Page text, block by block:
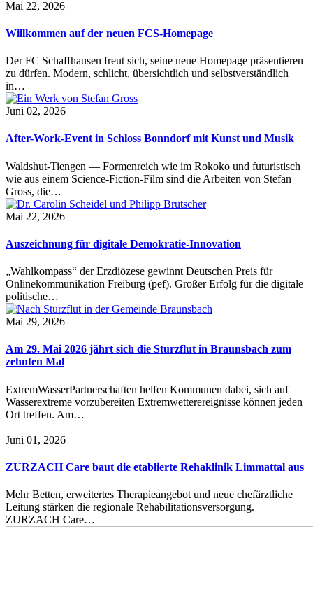
Mai 22, 2026
Willkommen auf der neuen FCS-Homepage
Der FC Schaffhausen freut sich, seine neue Homepage präsentieren
zu dürfen. Modern, schlicht, übersichtlich und selbstverständlich
in…
Juni 02, 2026
After-Work-Event in Schloss Bonndorf mit Kunst und Musik
Waldshut-Tiengen — Formenreich wie im Rokoko und futuristisch
wie aus einem Science-Fiction-Film sind die Arbeiten von Stefan
Gross, die…
Mai 22, 2026
Auszeichnung für digitale Demokratie-Innovation
„Wahlkompass“ der Erzdiözese gewinnt Deutschen Preis für
Onlinekommunikation Freiburg (pef). Großer Erfolg für die digitale
politische…
Mai 29, 2026
Am 29. Mai 2026 jährt sich die Sturzflut in Braunsbach zum
zehnten Mal
ExtremWasserPartnerschaften helfen Kommunen dabei, sich auf
Wasserextreme vorzubereiten Extremwetterereignisse können jeden
Ort treffen. Am…
Juni 01, 2026
ZURZACH Care baut die etablierte Rehaklinik Limmattal aus
Mehr Betten, erweitertes Therapieangebot und neue chefärztliche
Leitung stärken die regionale Rehabilitationsversorgung.
ZURZACH Care…